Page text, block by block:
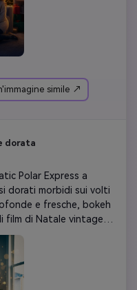
simile ↗
dorata
Polar Express a
dorati morbidi sui volti
e fresche, bokeh
film di Natale vintage.
solo
iconico tra caldo